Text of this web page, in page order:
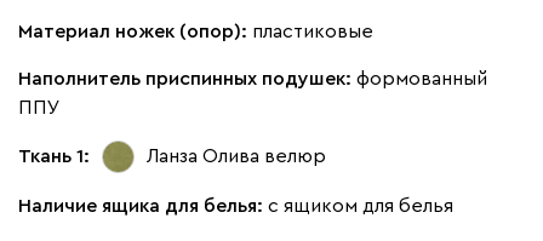
Жёлтый
Материал ножек (опор): пластиковые
Наполнитель приспинных подушек: формованный
ППУ
Ткань 1: Ланза Олива велюр
Наличие ящика для белья: с ящиком для белья